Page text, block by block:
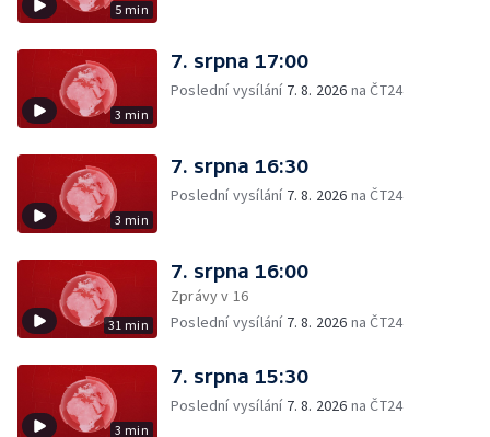
5 min
3 min
7. srpna 17:00
Poslední vysílání 7. 8. 2026 na ČT24
3 min
7. srpna 16:30
Poslední vysílání 7. 8. 2026 na ČT24
31 min
7. srpna 16:00
Zprávy v 16
Poslední vysílání 7. 8. 2026 na ČT24
3 min
7. srpna 15:30
Poslední vysílání 7. 8. 2026 na ČT24